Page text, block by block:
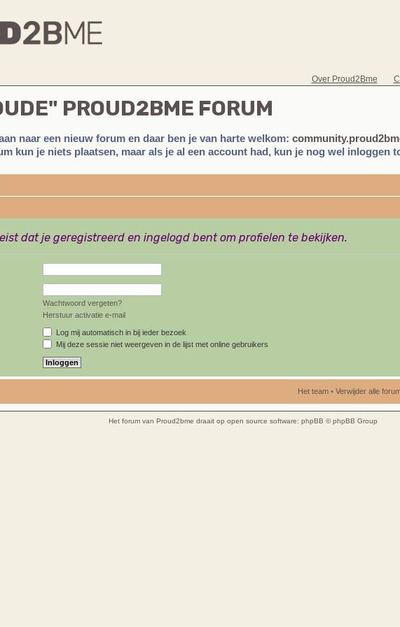
Over Proud2Bme
PROUD2BME FORUM
naar een nieuw forum en daar ben je van harte welkom:
kun je niets plaatsen, maar als je al een account had, kun je nog wel inloggen
dat je geregistreerd en ingelogd bent om profielen te bekijken.
Wachtwoord vergeten?
Herstuur activatie e-mail
Log mij automatisch in bij ieder bezoek
Mij deze sessie niet weergeven in de lijst met online gebruikers
Het team• Verwijder alle
Het forum van Proud2bme draait op open source software: phpBB © phpBB Group